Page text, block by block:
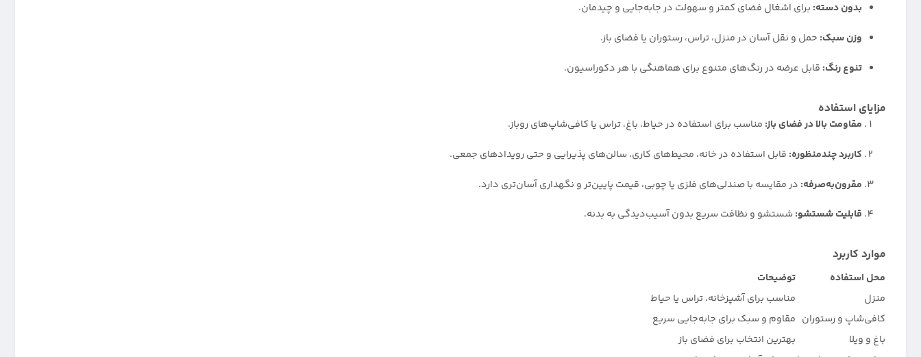
بدون دسته: برای اشغال فضای کمتر و سهولت در جابه‌جایی و چیدمان.
وزن سبک: حمل و نقل آسان در منزل، تراس، رستوران یا فضای باز.
تنوع رنگ: قابل عرضه در رنگ‌های متنوع برای هماهنگی با هر دکوراسیون.
مزایای استفاده
مقاومت بالا در فضای باز: مناسب برای استفاده در حیاط، باغ، تراس یا کافی‌شاپ‌های روباز.
کاربرد چندمنظوره: قابل استفاده در خانه، محیط‌های کاری، سالن‌های پذیرایی و حتی رویدادهای جمعی.
مقرون‌به‌صرفه: در مقایسه با صندلی‌های فلزی یا چوبی، قیمت پایین‌تر و نگهداری آسان‌تری دارد.
قابلیت شستشو:شستشو و نظافت سریع بدون آسیب‌دیدگی به بدنه.
موارد کاربرد
محل استفاده
توضیحات
منزل
مناسب برای آشپزخانه، تراس یا حیاط
کافی‌شاپ و رستوران مقاوم و سبک برای جابه‌جایی سریع
باغ و ویلا
بهترین انتخاب برای فضای باز